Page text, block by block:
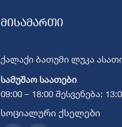
მისამართი
ქალაქი ბათუმი ლუკა
სამუშაო საათები
09:00 – 18:00 შესვენება:
სოციალური ქსელები